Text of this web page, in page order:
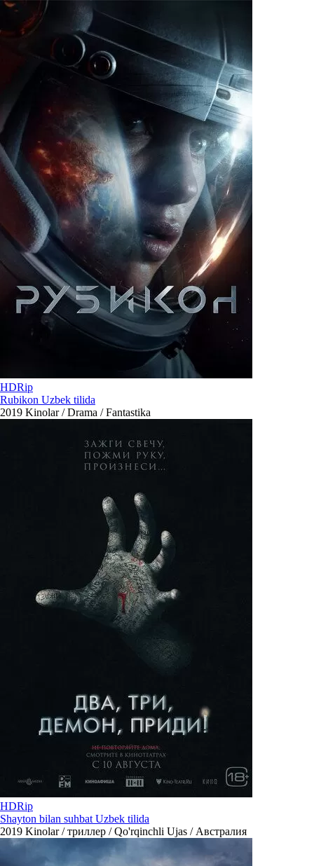
HDRip
Rubikon Uzbek tilida
2019 Kinolar / Drama / Fantastika
HDRip
Shayton bilan suhbat Uzbek tilida
2019 Kinolar / триллер / Qo'rqinchli Ujas / Австралия